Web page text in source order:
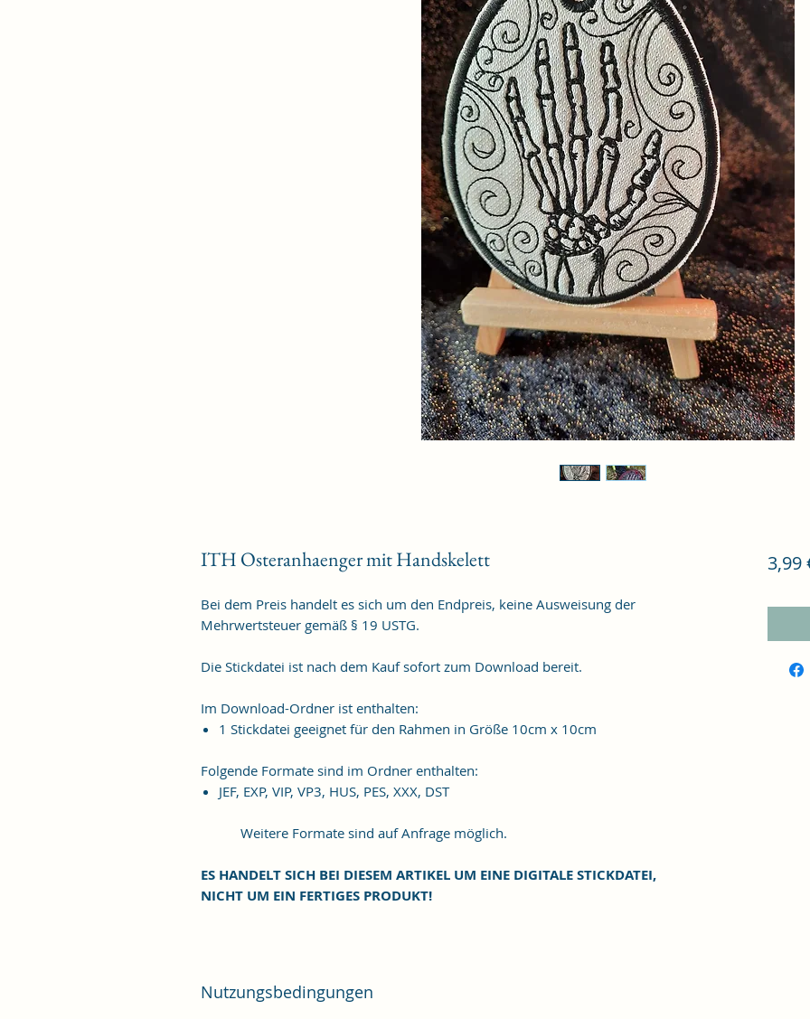
ITH Osteranhaenger mit Handskelett
Bei dem Preis handelt es sich um den Endpreis, keine Ausweisung der
Mehrwertsteuer gemäß § 19 USTG.
Die Stickdatei ist nach dem Kauf sofort zum Download bereit.
Im Download-Ordner ist enthalten:
1 Stickdatei geeignet für den Rahmen in Größe 10cm x 10cm
Folgende Formate sind im Ordner enthalten:
JEF, EXP, VIP, VP3, HUS, PES, XXX, DST
Weitere Formate sind auf Anfrage möglich.
ES HANDELT SICH BEI DIESEM ARTIKEL UM EINE DIGITALE STICKDATEI,
NICHT UM EIN FERTIGES PRODUKT!
Nutzungsbedingungen
3,99